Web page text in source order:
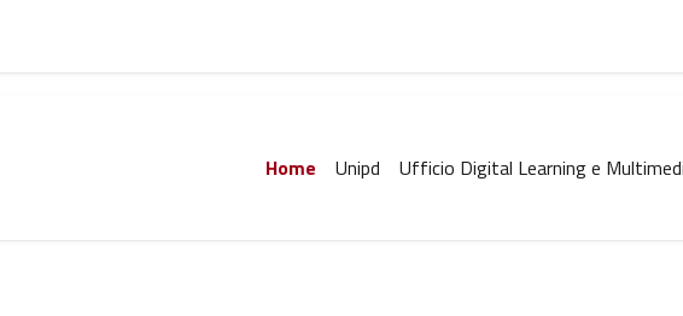
Home Unipd Ufficio Digital Learning e